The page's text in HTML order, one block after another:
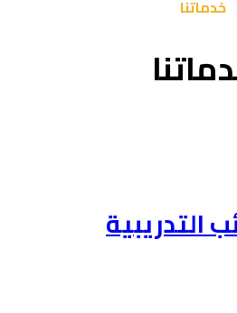
خدماتنا
التدريبية